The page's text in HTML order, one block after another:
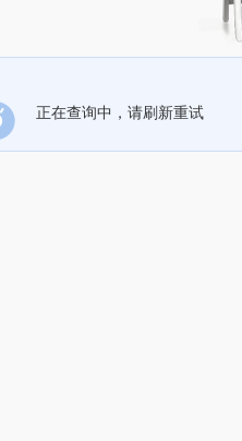
正在查询中，请刷新重试